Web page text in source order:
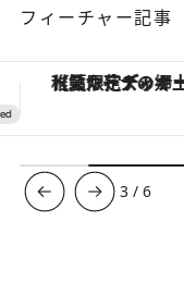
フィーチャー記事
3 /6